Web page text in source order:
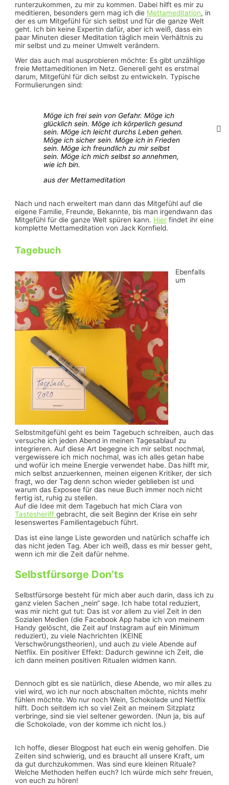
runterzukommen, zu mir zu kommen. Dabei hilft es mir zu
meditieren, besonders gern mag ich die Mettameditation, in
der es um Mitgefühl für sich selbst und für die ganze Welt
geht. Ich bin keine Expertin dafür, aber ich weiß, dass ein
paar Minuten dieser Meditation täglich mein Verhältnis zu
mir selbst und zu meiner Umwelt verändern.
Wer das auch mal ausprobieren möchte: Es gibt unzählige
freie Mettameditionen im Netz. Generell geht es erstmal
darum, Mitgefühl für dich selbst zu entwickeln. Typische
Formulierungen sind:
Möge ich frei sein von Gefahr. Möge ich
glücklich sein. Möge ich körperlich gesund
sein. Möge ich leicht durchs Leben gehen.
Möge ich sicher sein. Möge ich in Frieden
sein. Möge ich freundlich zu mir selbst
sein. Möge ich mich selbst so annehmen,
wie ich bin.
aus der Mettameditation
Nach und nach erweitert man dann das Mitgefühl auf die
eigene Familie, Freunde, Bekannte, bis man irgendwann das
Mitgefühl für die ganze Welt spüren kann. Hier findet ihr eine
komplette Mettameditation von Jack Kornfield.
Tagebuch
Ebenfalls
um
Selbstmitgefühl geht es beim Tagebuch schreiben, auch das
versuche ich jeden Abend in meinen Tagesablauf zu
integrieren. Auf diese Art begegne ich mir selbst nochmal,
vergewissere ich mich nochmal, was ich alles getan habe
und wofür ich meine Energie verwendet habe. Das hilft mir,
mich selbst anzuerkennen, meinen eigenen Kritiker, der sich
fragt, wo der Tag denn schon wieder geblieben ist und
warum das Exposee für das neue Buch immer noch nicht
fertig ist, ruhig zu stellen.
Auf die Idee mit dem Tagebuch hat mich Clara von
Tastesheriffgebracht, die seit Beginn der Krise ein sehr
lesenswertes Familientagebuch führt.
Das ist eine lange Liste geworden und natürlich schaffe ich
das nicht jeden Tag. Aber ich weiß, dass es mir besser geht,
wenn ich mir die Zeit dafür nehme.
Selbstfürsorge Don’ts
Selbstfürsorge besteht für mich aber auch darin, dass ich zu
ganz vielen Sachen „nein“ sage. Ich habe total reduziert,
was mir nicht gut tut: Das ist vor allem zu viel Zeit in den
Sozialen Medien (die Facebook App habe ich von meinem
Handy gelöscht, die Zeit auf Instagram auf ein Minimum
reduziert), zu viele Nachrichten (KEINE
Verschwörungstheorien), und auch zu viele Abende auf
Netflix. Ein positiver Effekt: Dadurch gewinne ich Zeit, die
ich dann meinen positiven Ritualen widmen kann.
Dennoch gibt es sie natürlich, diese Abende, wo mir alles zu
viel wird, wo ich nur noch abschalten möchte, nichts mehr
fühlen möchte. Wo nur noch Wein, Schokolade und Netflix
hilft. Doch seitdem ich so viel Zeit an meinem Sitzplatz
verbringe, sind sie viel seltener geworden. (Nun ja, bis auf
die Schokolade, von der komme ich nicht los.)
Ich hoffe, dieser Blogpost hat euch ein wenig geholfen. Die
Zeiten sind schwierig, und es braucht all unsere Kraft, um
da gut durchzukommen. Was sind eure kleinen Rituale?
Welche Methoden helfen euch? Ich würde mich sehr freuen,
von euch zu hören!